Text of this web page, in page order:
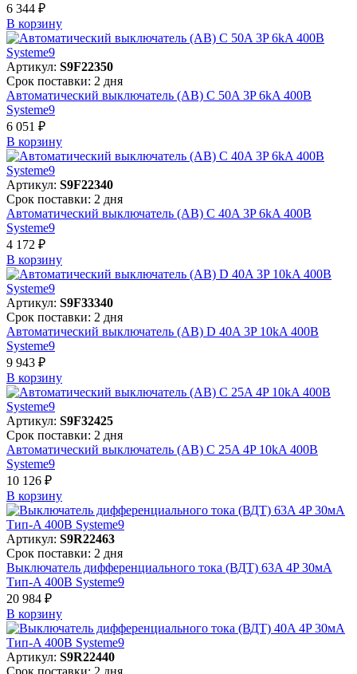
6 344 ₽
В корзинy
Артикул: S9F22350
Срок поставки: 2 дня
Автоматический выключатель (АВ) C 50A 3P 6kA 400В
Systeme9
6 051 ₽
В корзинy
Артикул: S9F22340
Срок поставки: 2 дня
Автоматический выключатель (АВ) C 40A 3P 6kA 400В
Systeme9
4 172 ₽
В корзинy
Артикул: S9F33340
Срок поставки: 2 дня
Автоматический выключатель (АВ) D 40A 3P 10kA 400В
Systeme9
9 943 ₽
В корзинy
Артикул: S9F32425
Срок поставки: 2 дня
Автоматический выключатель (АВ) C 25A 4P 10kA 400В
Systeme9
10 126 ₽
В корзинy
Артикул: S9R22463
Срок поставки: 2 дня
Выключатель дифференциального тока (ВДТ) 63A 4P 30мА
Тип-A 400В Systeme9
20 984 ₽
В корзинy
Артикул: S9R22440
Срок поставки: 2 дня